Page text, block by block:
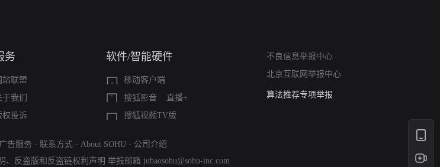
务
站联盟
于我们
权投诉
软件/智能硬件
移动客户端
搜狐影音
直播+
搜狐视频TV版
不良信息举报中心
北京互联网举报中心
算法推荐专项举报
亚运会举报专区
广告服务 - 联系方式 - About SOHU - 公司介绍
、 反盗版和反盗链权利声明 举报邮箱 jubaosohu@sohu-inc.com